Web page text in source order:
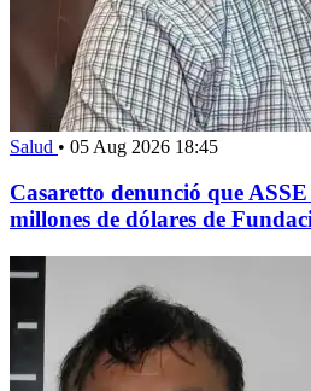
Salud • 05 Aug 2026 18:45
Casaretto denunció que
millones de dólares de